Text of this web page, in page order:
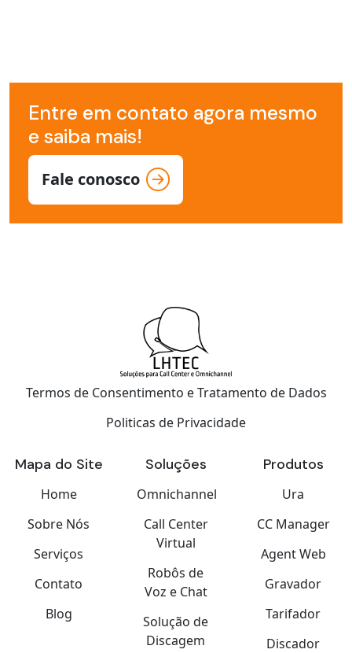
Entre em contato agora mesmo
e saiba mais!
Fale conosco
Termos de Consentimento e Tratamento de Dados
Politicas de Privacidade
Mapa do Site
Home
Sobre Nós
Serviços
Contato
Blog
Soluções
Omnichannel
Call Center
Virtual
Robôs de
Voz e Chat
Solução de
Discagem
Produtos
Ura
CC Manager
Agent Web
Gravador
Tarifador
Discador